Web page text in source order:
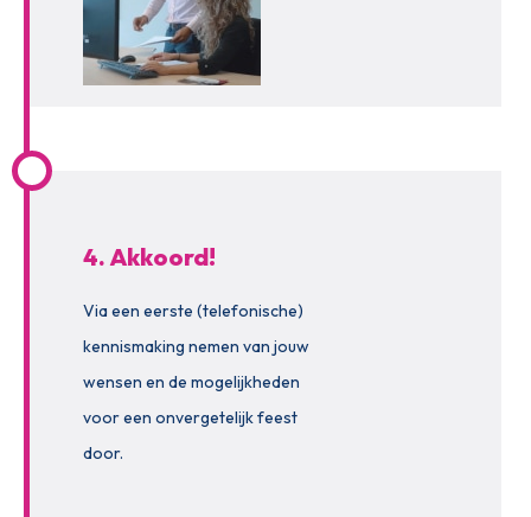
4. Akkoord!
Via een eerste (telefonische)
kennismaking nemen van jouw
wensen en de mogelijkheden
voor een onvergetelijk feest
door.